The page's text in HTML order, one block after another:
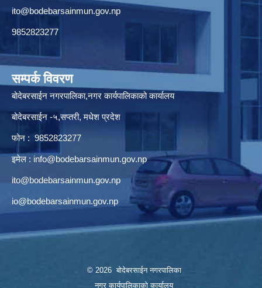
ito@bodebarsainmun.gov.np
9852823277
सम्पर्क विवरण
बोदेबरसाईन नगरपालिका,नगर कार्यपालिकाको कार्यालय
बोदेबरसाईन -५,सप्तरी, मधेश प्रदेश
फोन : 9852823277
इमेल : info@bodebarsainmun.gov.np
ito@bodebarsainmun.gov.np
io@bodebarsainmun.gov.np
© 2026 बोदेबरसाईन नगरपालिका
नगर कार्यपालिकाको कार्यालय